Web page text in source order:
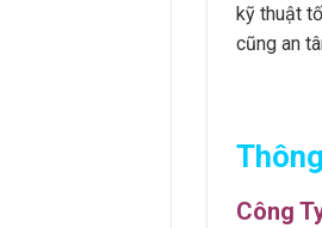
kỹ thuật
cũng an
Công